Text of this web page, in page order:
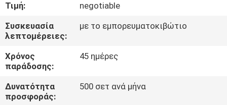
ΕΠΙΣΚΈΨΕΙΣ
ΣΤΟ
ΕΡΓΟΣΤΆΣΙΟ
ΈΛΕΓΧΟΣ
ΠΟΙΌΤΗΤΑΣ
Τιμή:
negotiable
Συσκευασία
λεπτομέρειες:
με το εμπορευματοκιβώτιο
Χρόνος
παράδοσης:
45 ημέρες
Δυνατότητα
προσφοράς:
500 σετ ανά μήνα